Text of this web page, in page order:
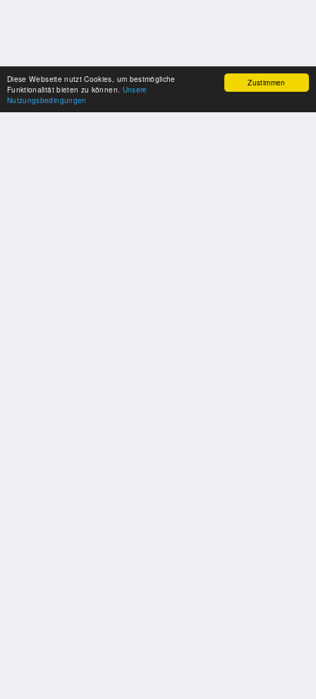
Zustimmen
Diese Webseite nutzt Cookies, um bestmögliche
Funktionalität bieten zu können. Unsere
Nutzungsbedingungen